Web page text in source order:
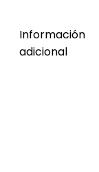
Información
adicional